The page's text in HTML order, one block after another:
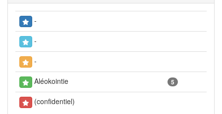
-
-
-
Aléokointie 5
(confidentiel)